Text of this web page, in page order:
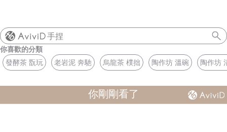
手捏
你喜歡的分類
發酵茶 翫玩
老岩泥 奔馳 烏龍茶 樸拙 陶作坊 溫碗 陶作坊
你剛剛看了